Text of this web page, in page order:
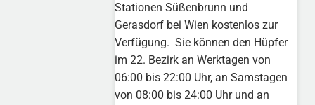
Stationen Süßenbrunn und
Gerasdorf bei Wien kostenlos zur
Verfügung. Sie können den Hüpfer
im 22. Bezirk an Werktagen von
06:00 bis 22:00 Uhr, an Samstagen
von 08:00 bis 24:00 Uhr und an